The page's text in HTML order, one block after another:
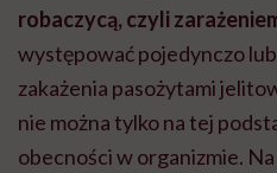
robaczycą, czyli
występować pojedynczo
zakażenia pasożytami
nie można tylko na tej
obecności w organizmie.